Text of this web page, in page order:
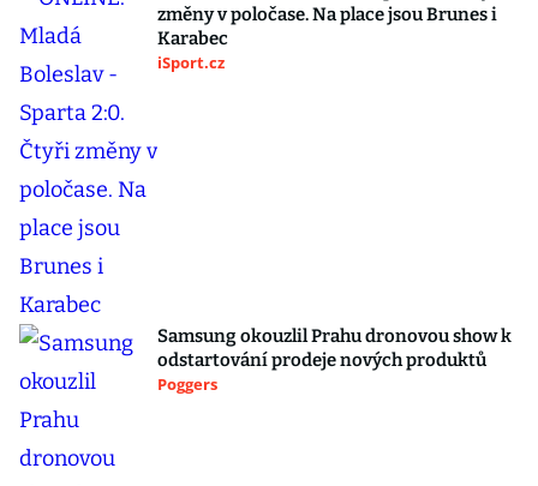
změny v poločase. Na place jsou Brunes i
Karabec
iSport.cz
Samsung okouzlil Prahu dronovou show k
odstartování prodeje nových produktů
Poggers